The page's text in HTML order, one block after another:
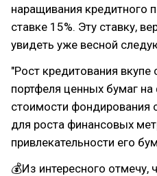
наращивания кредитного
ставке 15%. Эту ставку,
увидеть уже весной
"Рост кредитования
портфеля ценных бумаг
стоимости фондирования
для роста финансовых
привлекательности его
💰Из интересного отмечу,